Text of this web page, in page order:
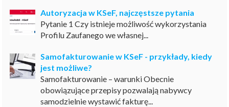
Autoryzacja w KSeF, najczęstsze pytania
Pytanie 1 Czy istnieje możliwość wykorzystania
Profilu Zaufanego we własnej...
Samofakturowanie w KSeF - przykłady, kiedy
jest możliwe?
Samofakturowanie – warunki Obecnie
obowiązujące przepisy pozwalają nabywcy
samodzielnie wystawić fakturę...